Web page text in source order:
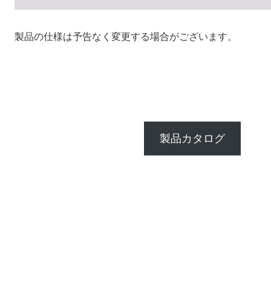
製品の仕様は予告なく変更する場合がございます。
製品カタログ